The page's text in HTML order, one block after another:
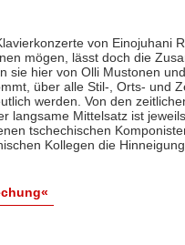
von Einojuhani
mögen, lässt doch die
sie hier von Olli Mustonen
über alle Stil-, Orts- und
werden. Von den
langsame Mittelsatz ist
tschechischen
Kollegen die